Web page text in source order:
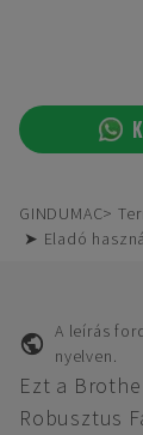
GINDUMAC
➤ Eladó
A leírás
nyelven.
Ezt a
Robusztus